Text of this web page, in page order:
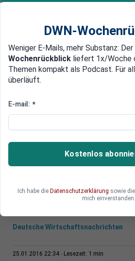
Newsticker MEIN DWN:
Edelmetalle DWN-Magazin
Demo blieb friedlich
Am Rande von
Zahlreiche Autos
In Dresden wurden auf einem
Deutsche Wirtschaftsnachrichten
25.01.2016 22:34 Lesezeit: 1 min
DWN-
Weniger E-Mails, mehr Substanz: Der
Wochenrückblick liefert 1x/Woche
Themen kompakt als Podcast. Für
überläuft.
E-mail: *
Kostenlos
Ich habe die Datenschutzerklärung sowie die
mich einverstanden.